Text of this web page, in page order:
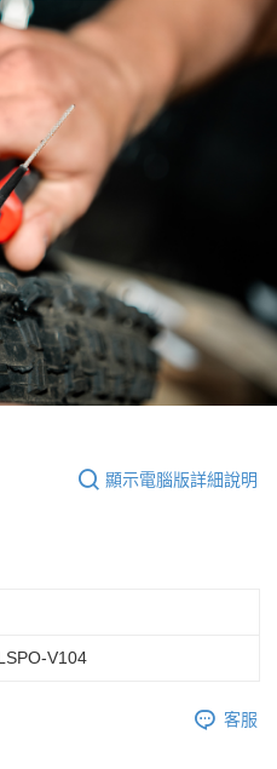
顯示電腦版詳細說明
V104
客服